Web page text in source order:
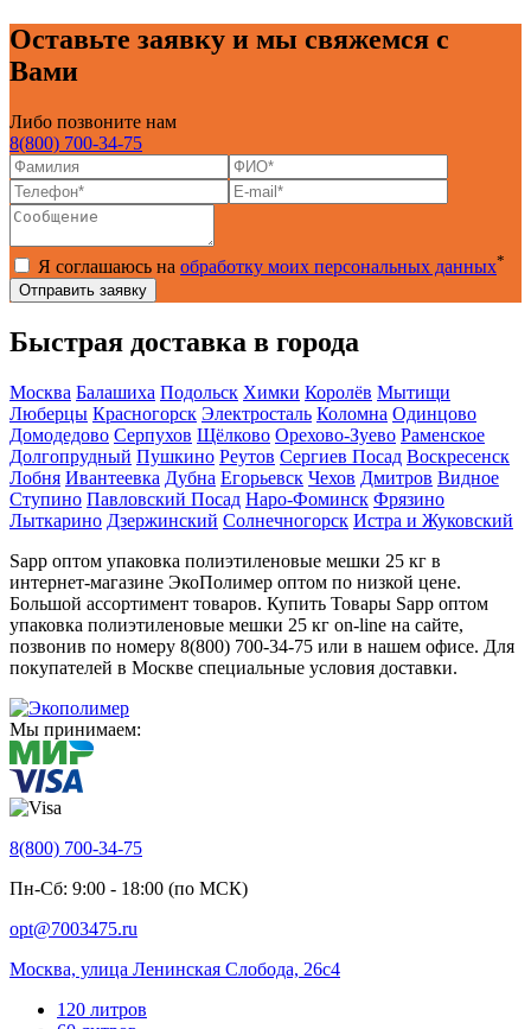
Оставьте заявку и мы свяжемся с
Вами
Либо позвоните нам
8(800) 700-34-75
Я соглашаюсь на обработку моих персональных данных*
Быстрая доставка в города
Москва Балашиха Подольск Химки Королёв Мытищи
Люберцы Красногорск Электросталь Коломна Одинцово
Домодедово Серпухов Щёлково Орехово-Зуево Раменское
Долгопрудный Пушкино Реутов Сергиев Посад Воскресенск
Лобня Ивантеевка Дубна Егорьевск Чехов Дмитров Видное
Ступино Павловский Посад Наро-Фоминск Фрязино
Лыткарино Дзержинский Солнечногорск Истра и Жуковский
Sapp оптом упаковка полиэтиленовые мешки 25 кг в
интернет-магазине ЭкоПолимер оптом по низкой цене.
Большой ассортимент товаров. Купить Товары Sapp оптом
упаковка полиэтиленовые мешки 25 кг on-line на сайте,
позвонив по номеру 8(800) 700-34-75 или в нашем офисе. Для
покупателей в Москве специальные условия доставки.
Мы принимаем:
8(800) 700-34-75
Пн-Сб: 9:00 - 18:00 (по МСК)
opt@7003475.ru
Москва, улица Ленинская Слобода, 26с4
120 литров